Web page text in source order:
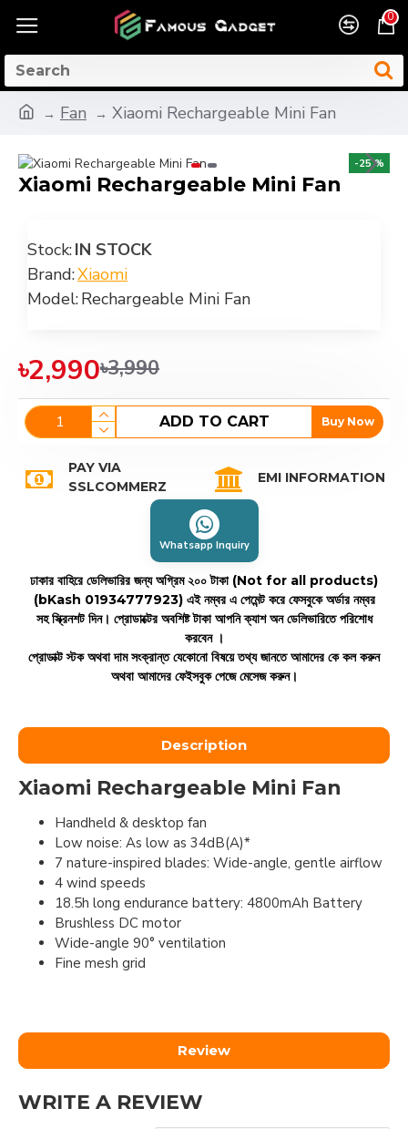
0
Fan Xiaomi Rechargeable Mini Fan
-25 %
Xiaomi Rechargeable Mini Fan
Stock:IN STOCK
Brand:Xiaomi
Model:Rechargeable Mini Fan
৳2,990৳3,990
ADD TO CART Buy Now
PAY VIA
SSLCOMMERZ
EMI INFORMATION
Whatsapp Inquiry
ঢাকার বাহিরে ডেলিভারির জন্য অগ্রিম ২০০ টাকা (Not for all products)
(bKash 01934777923) এই নম্বর এ পেমেন্ট করে ফেসবুকে অর্ডার নম্বর
সহ স্ক্রিনশট দিন। প্রোডাক্টের অবশিষ্ট টাকা আপনি ক্যাশ অন ডেলিভারিতে পরিশোধ
করবেন ।
প্রোডাক্ট স্টক অথবা দাম সংক্রান্ত যেকোনো বিষয়ে তথ্য জানতে আমাদের কে কল করুন
অথবা আমাদের ফেইসবুক পেজে মেসেজ করুন।
Description
Xiaomi Rechargeable Mini Fan
Handheld & desktop fan
Low noise: As low as 34dB(A)*
7 nature-inspired blades: Wide-angle, gentle airflow
4 wind speeds
18.5h long endurance battery: 4800mAh Battery
Brushless DC motor
Wide-angle 90° ventilation
Fine mesh grid
Review
WRITE A REVIEW